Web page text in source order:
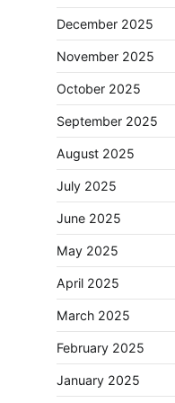
December 2025
November 2025
October 2025
September 2025
August 2025
July 2025
June 2025
May 2025
April 2025
March 2025
February 2025
January 2025